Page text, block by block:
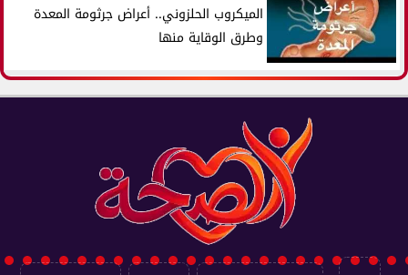
الميكروب الحلزوني.. أعراض جرثومة المعدة
وطرق الوقاية منها